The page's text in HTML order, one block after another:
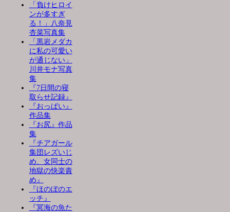
「負けヒロイ
ンが多すぎ
る！」八奈見
杏菜写真集
「黒岩メダカ
に私の可愛い
が通じない」
川井モナ写真
集
『7日間の寝
取らせ記録』
『おっぱい』
作品集
『お尻』作品
集
『チアガール
集団レズいじ
め、女同士の
地獄の快楽責
め』
『ほのぼのエ
ッチ』
『冥海の魚た